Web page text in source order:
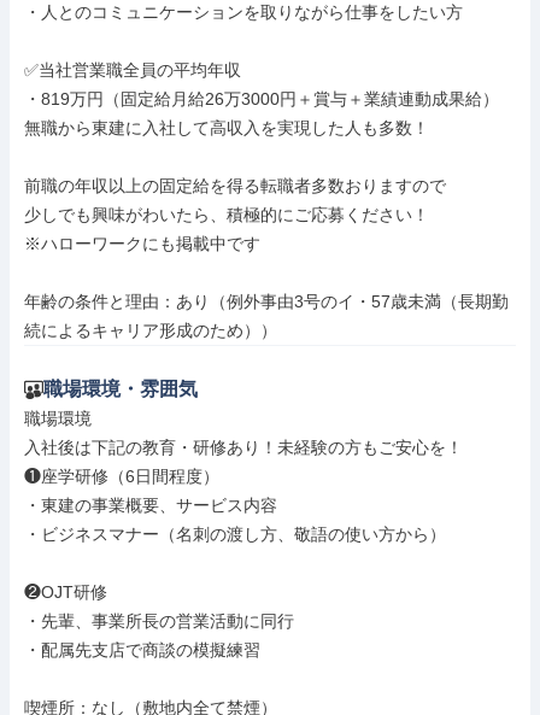
・人とのコミュニケーションを取りながら仕事をしたい方
✅当社営業職全員の平均年収
・819万円（固定給月給26万3000円＋賞与＋業績連動成果給）
無職から東建に入社して高収入を実現した人も多数！
前職の年収以上の固定給を得る転職者多数おりますので
少しでも興味がわいたら、積極的にご応募ください！
※ハローワークにも掲載中です
年齢の条件と理由：あり（例外事由3号のイ・57歳未満（長期勤
続によるキャリア形成のため））
職場環境・雰囲気
職場環境
入社後は下記の教育・研修あり！未経験の方もご安心を！
❶座学研修（6日間程度）
・東建の事業概要、サービス内容
・ビジネスマナー（名刺の渡し方、敬語の使い方から）
❷OJT研修
・先輩、事業所長の営業活動に同行
・配属先支店で商談の模擬練習
喫煙所：なし（敷地内全て禁煙）